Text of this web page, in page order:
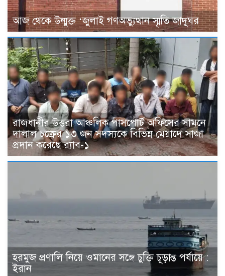
আজ থেকে উন্মুক্ত ‘জুলাই গণঅভ্যুত্থান স্মৃতি জাদুঘর
রাজধানীর উত্তরা আঞ্চলিক পাসপোর্ট অফিসের সামনে
দালাল চক্রের ১৩ জন সদস্যকে বিভিন্ন মেয়াদে সাজা
প্রদান করেছে র‌্যাব-১
হরমুজ প্রণালি নিয়ে ওমানের সঙ্গে চুক্তি চূড়ান্ত পর্যায়ে :
ইরান